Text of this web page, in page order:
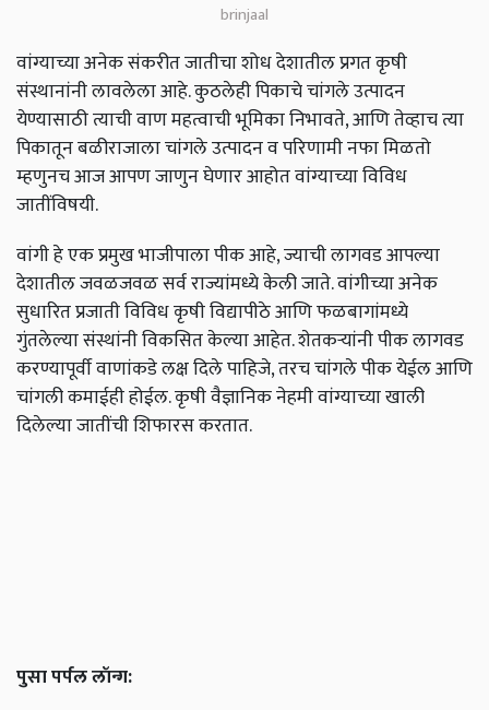
brinjaal
वांग्याच्या अनेक संकरीत जातीचा शोध देशातील प्रगत कृषी
संस्थानांनी लावलेला आहे. कुठलेही पिकाचे चांगले उत्पादन
येण्यासाठी त्याची वाण महत्वाची भूमिका निभावते, आणि तेव्हाच त्या
पिकातून बळीराजाला चांगले उत्पादन व परिणामी नफा मिळतो
म्हणुनच आज आपण जाणुन घेणार आहोत वांग्याच्या विविध
जातींविषयी.
वांगी हे एक प्रमुख भाजीपाला पीक आहे, ज्याची लागवड आपल्या
देशातील जवळजवळ सर्व राज्यांमध्ये केली जाते. वांगीच्या अनेक
सुधारित प्रजाती विविध कृषी विद्यापीठे आणि फळबागांमध्ये
गुंतलेल्या संस्थांनी विकसित केल्या आहेत. शेतकऱ्यांनी पीक लागवड
करण्यापूर्वी वाणांकडे लक्ष दिले पाहिजे, तरच चांगले पीक येईल आणि
चांगली कमाईही होईल. कृषी वैज्ञानिक नेहमी वांग्याच्या खाली
दिलेल्या जातींची शिफारस करतात.
पुसापर्पललॉन्ग: